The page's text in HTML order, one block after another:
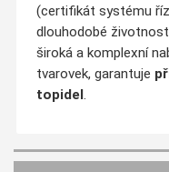
(certifikát systému
dlouhodobé
široká a komplexní
tvarovek, garantuje
topidel .